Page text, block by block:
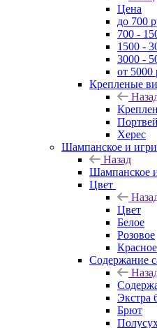
Цена
до 700
700 -
1500 -
3000 -
от 5000
Крепленые
Херес
Шампанское и
Назад
Шампанское
Цвет
Цвет
Белое
Розовое
Красное
Содержание
Экстра
Брют